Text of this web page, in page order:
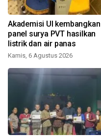
Akademisi UI kembangkan
panel surya PVT hasilkan
listrik dan air panas
Kamis, 6 Agustus 2026